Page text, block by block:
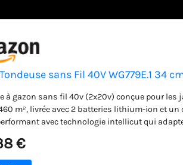
sans Fil 40V WG779E.1 34
à gazon sans fil 40v (2x20v) conçue pour les
m², livrée avec 2 batteries lithium-ion et
avec technologie intellicut qui
en-1 : choisissez entre le ramassage dans le
pour fertiliser naturellement la pelouse Largeur
€